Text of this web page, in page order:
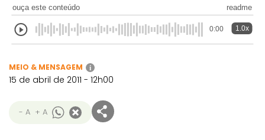
ouça este conteúdo readme
0:00 1.0x
MEIO & MENSAGEM i
15 de abril de 2011 - 12h00
- A + A